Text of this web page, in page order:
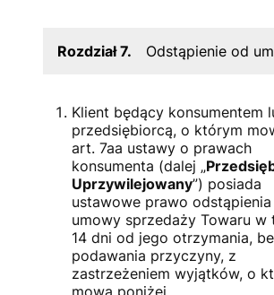
Rozdział 7. Odstąpienie od
Klient będący konsumentem
przedsiębiorcą, o którym
art. 7aa ustawy o prawach
konsumenta (dalej „
Uprzywilejowany”) posiada
ustawowe prawo
umowy sprzedaży Towaru w
14 dni od jego otrzymania,
podawania przyczyny, z
zastrzeżeniem wyjątków, o
mowa poniżej.